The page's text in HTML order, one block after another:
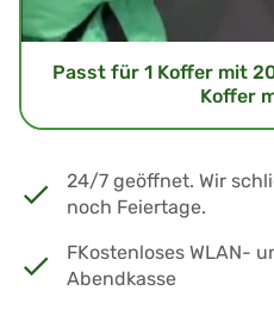
Passt für 1 Koffer mit
Koffer
24/7 geöffnet. Wir
noch Feiertage.
FKostenloses WLAN-
Abendkasse